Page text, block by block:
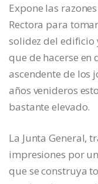
Expone las
Rectora para
solidez del edificio
que de hacerse en
ascendente de los
años venideros
bastante elevado.
La Junta General,
impresiones por
que se construya